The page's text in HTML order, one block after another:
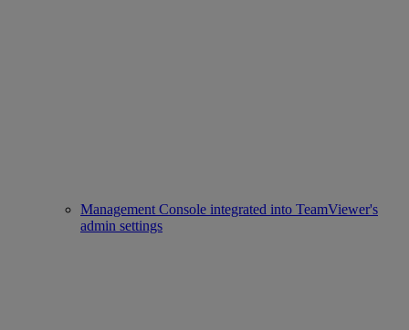
Management Console integrated into TeamViewer's
admin settings